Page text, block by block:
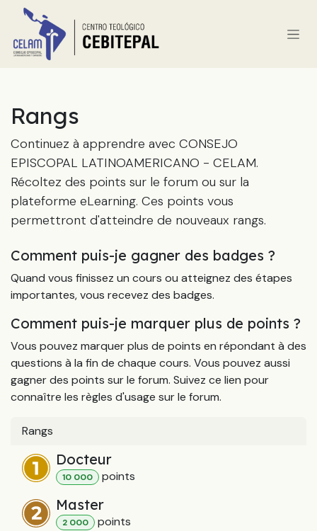
Se rendre au contenu
Rangs
Continuez à apprendre avec CONSEJO
EPISCOPAL LATINOAMERICANO - CELAM.
Récoltez des points sur le forum ou sur la
plateforme eLearning. Ces points vous
permettront d'atteindre de nouveaux rangs.
Comment puis-je gagner des badges ?
Quand vous finissez un cours ou atteignez des étapes
importantes, vous recevez des badges.
Comment puis-je marquer plus de points ?
Vous pouvez marquer plus de points en répondant à des
questions à la fin de chaque cours. Vous pouvez aussi
gagner des points sur le forum. Suivez ce lien pour
connaître les règles d'usage sur le forum.
Rangs
Docteur
10 000 points
Master
2 000 points